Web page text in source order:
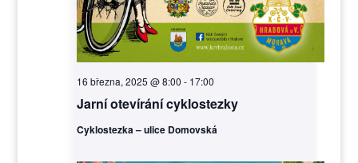
Jarní otevírání cyklostezky
16 března, 2025 @ 8:00 - 17:00
Cyklostezka – ulice Domovská